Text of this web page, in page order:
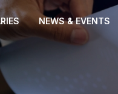
NEWS & EVENTS